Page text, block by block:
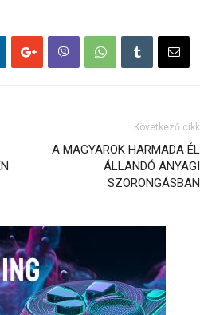
Következő cikk
A MAGYAROK HARMADA ÉL
ÁLLANDÓ ANYAGI
SZORONGÁSBAN